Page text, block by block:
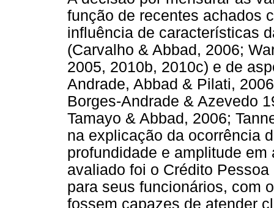
função de recentes achados
influência de características
(Carvalho & Abbad, 2006;
2005, 2010b, 2010c) e de
Andrade, Abbad & Pilati,
Borges-Andrade & Azevedo
Tamayo & Abbad, 2006;
na explicação da ocorrência
profundidade e amplitude
avaliado foi o Crédito
para seus funcionários, com
fossem capazes de atender